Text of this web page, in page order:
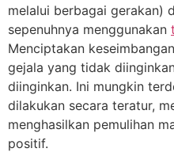
melalui berbagai gerakan)
sepenuhnya menggunakan
Menciptakan
gejala yang tidak
diinginkan. Ini mungkin
dilakukan secara teratur,
menghasilkan pemulihan
positif.